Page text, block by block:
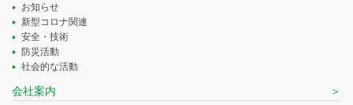
お知らせ
新型コロナ関連
安全・技術
防災活動
社会的な活動
会社案内